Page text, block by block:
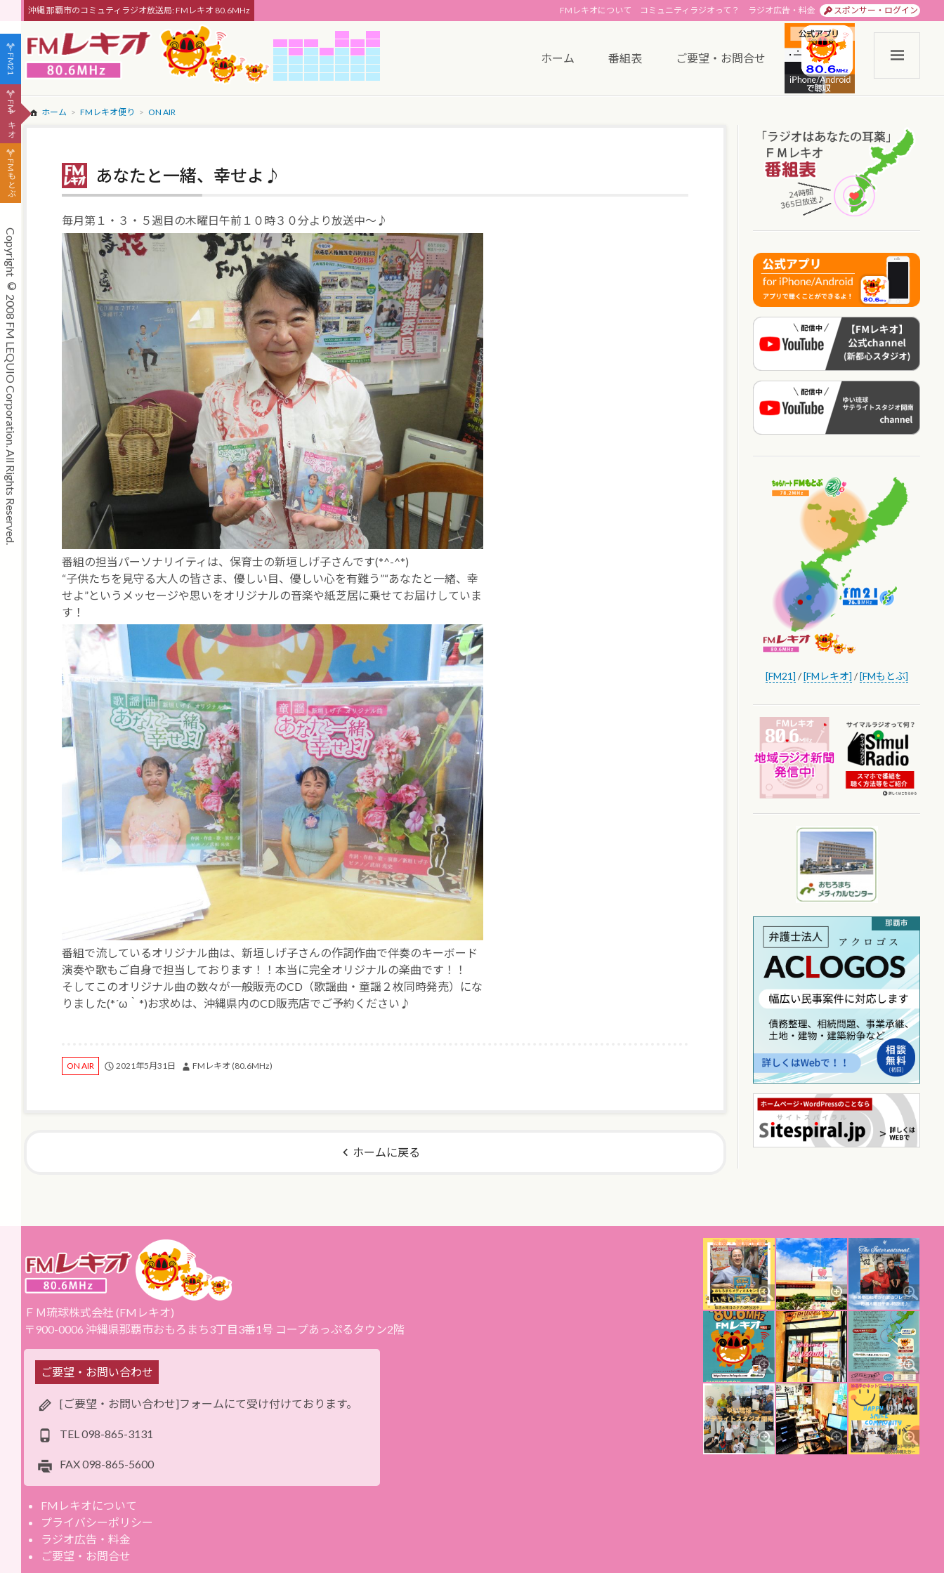
沖縄 那覇市のコミュティラジオ放送局: FMレキオ 80.6MHz スポンサー・ログイン
ラジオ広告・料金
コミュニティラジオって？
FMレキオについて
ホーム 番組表 ご要望・お問合せ
ホーム FMレキオ便り ON AIR
あなたと一緒、幸せよ♪
毎月第１・３・５週目の木曜日午前１０時３０分より放送中～♪
番組の担当パーソナリイティは、保育士の新垣しげ子さんです(*^-^*)
“子供たちを見守る大人の皆さま、優しい目、優しい心を有難う”“あなたと一緒、幸
せよ”というメッセージや思いをオリジナルの音楽や紙芝居に乗せてお届けしていま
す！
番組で流しているオリジナル曲は、新垣しげ子さんの作詞作曲で伴奏のキーボード
演奏や歌もご自身で担当しております！！本当に完全オリジナルの楽曲です！！
そしてこのオリジナル曲の数々が一般販売のCD（歌謡曲・童謡２枚同時発売）にな
りました(*´ω｀*)お求めは、沖縄県内のCD販売店でご予約ください♪
ON AIR 2021年5月31日 FMレキオ (80.6MHz)
ホームに戻る
[FM21] /[FMレキオ] /[FMもとぶ]
ＦＭ琉球株式会社 (FMレキオ)
〒900-0006 沖縄県那覇市おもろまち3丁目3番1号 コープあっぷるタウン2階
ご要望・お問い合わせ
[ご要望・お問い合わせ]フォームにて受け付けております。
TEL098-865-3131
FAX098-865-5600
FMレキオについて
プライバシーポリシー
ラジオ広告・料金
ご要望・お問合せ
FM21
FMレキオ
FMもとぶ
Copyright © 2008 FM LEQUIO Corporation. All Rights Reserved.